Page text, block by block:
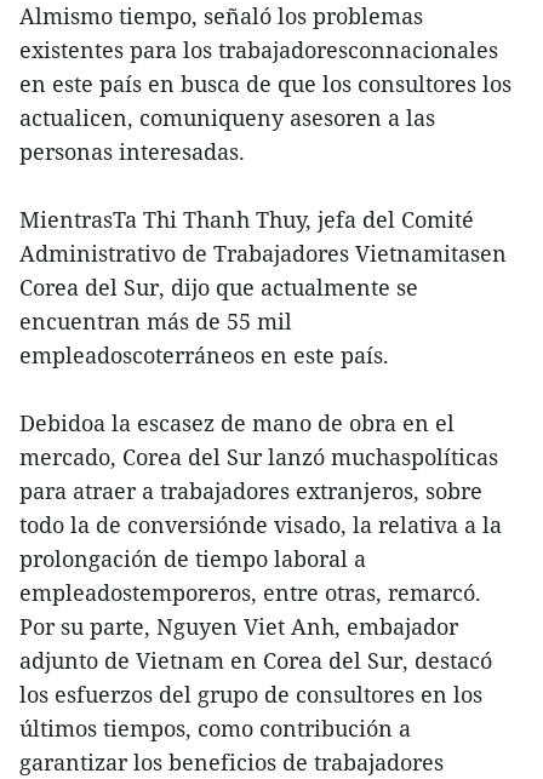
Almismo tiempo, señaló los problemas
existentes para los trabajadoresconnacionales
en este país en busca de que los consultores los
actualicen, comuniqueny asesoren a las
personas interesadas.
MientrasTa Thi Thanh Thuy, jefa del Comité
Administrativo de Trabajadores Vietnamitasen
Corea del Sur, dijo que actualmente se
encuentran más de 55 mil
empleadoscoterráneos en este país.
Debidoa la escasez de mano de obra en el
mercado, Corea del Sur lanzó muchaspolíticas
para atraer a trabajadores extranjeros, sobre
todo la de conversiónde visado, la relativa a la
prolongación de tiempo laboral a
empleadostemporeros, entre otras, remarcó.
Por su parte, Nguyen Viet Anh, embajador
adjunto de Vietnam en Corea del Sur, destacó
los esfuerzos del grupo de consultores en los
últimos tiempos, como contribución a
garantizar los beneficios de trabajadores